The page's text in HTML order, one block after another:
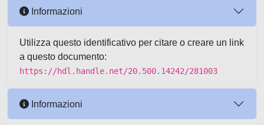
Informazioni
Utilizza questo identificativo per citare o creare un link
a questo documento:
https://hdl.handle.net/20.500.14242/281003
Informazioni